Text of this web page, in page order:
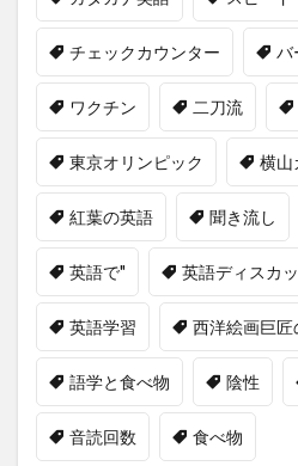
チェックカウンター バ
ワクチン 二刀流
東京オリンピック 横山
紅葉の英語 聞き流し
英語で" 英語ディスカ
英語学習 西洋絵画巨
語学と食べ物 陰性
音読回数 食べ物